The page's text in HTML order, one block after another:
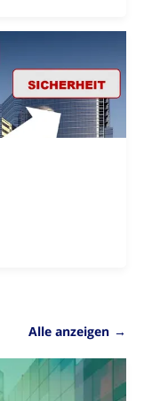
Alle anzeigen →